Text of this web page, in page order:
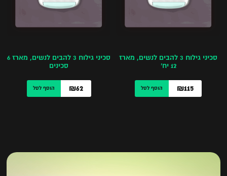
סכיני גילוח 3 להבים לנשים, מארז
12 יח’
₪115 הוסף לסל
סכיני גילוח 3 להבים לנשים, מארז 6
סכינים
₪62 הוסף לסל